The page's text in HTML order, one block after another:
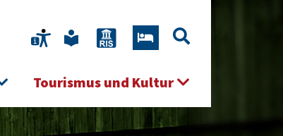
Tourismus und Kultur